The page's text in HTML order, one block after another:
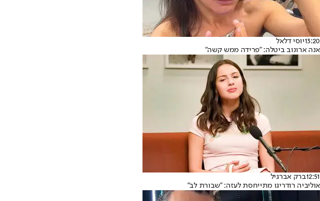
13:20יוסי דלאל
אנה ארונוב ביטלה: "פרידה ממש קשה"
12:51ברק אברגיל
אוליביה רודריגו מתייחסת לעזה: "שבורת לב"